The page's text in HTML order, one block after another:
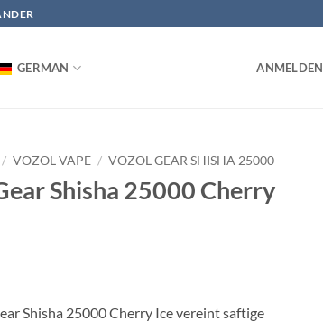
GERMAN ANMELDEN
/ VOZOL VAPE / VOZOL GEAR SHISHA 25000
Shisha 25000 Cherry
Shisha 25000 Cherry Ice vereint saftige